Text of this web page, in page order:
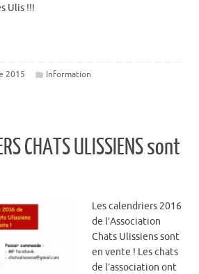
Ulis !!!
2015 Information
CHATS ULISSIENS sont
Les calendriers 2016
de l’Association
Chats Ulissiens sont
en vente ! Les chats
de l’association ont